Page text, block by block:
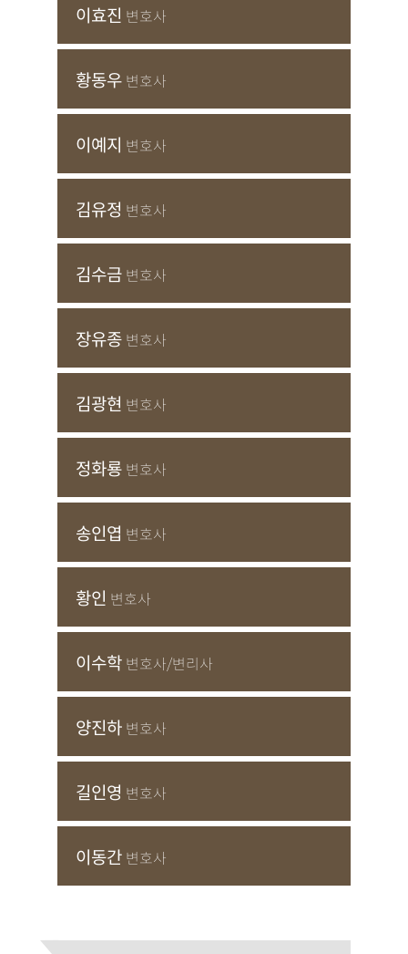
이효진 변호사
황동우 변호사
이예지 변호사
김유정 변호사
김수금 변호사
장유종 변호사
김광현 변호사
정화룡 변호사
송인엽 변호사
황인 변호사
이수학 변호사/변리사
양진하 변호사
길인영 변호사
이동간 변호사